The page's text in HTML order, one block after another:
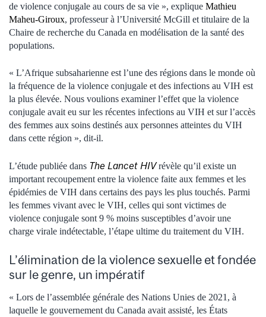
de violence conjugale au cours de sa vie », explique Mathieu
Maheu-Giroux, professeur à l’Université McGill et titulaire de la
Chaire de recherche du Canada en modélisation de la santé des
populations.
« L’Afrique subsaharienne est l’une des régions dans le monde où
la fréquence de la violence conjugale et des infections au VIH est
la plus élevée. Nous voulions examiner l’effet que la violence
conjugale avait eu sur les récentes infections au VIH et sur l’accès
des femmes aux soins destinés aux personnes atteintes du VIH
dans cette région », dit-il.
L’étude publiée dans The Lancet HIVrévèle qu’il existe un
important recoupement entre la violence faite aux femmes et les
épidémies de VIH dans certains des pays les plus touchés. Parmi
les femmes vivant avec le VIH, celles qui sont victimes de
violence conjugale sont 9 % moins susceptibles d’avoir une
charge virale indétectable, l’étape ultime du traitement du VIH.
L’élimination de la violence sexuelle et fondée
sur le genre, un impératif
« Lors de l’assemblée générale des Nations Unies de 2021, à
laquelle le gouvernement du Canada avait assisté, les États